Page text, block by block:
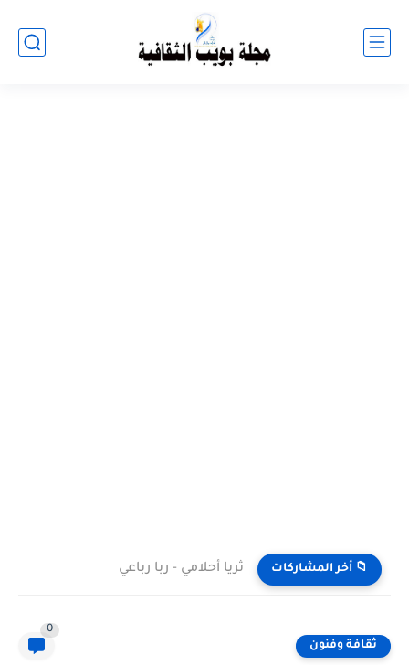
📁 أخر المشاركات ثريا أحلامي - ربا رباعي
ثقافة وفنون
0